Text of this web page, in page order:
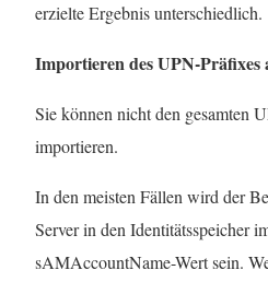
erzielte Ergebnis unterschiedlich.
Importieren des UPN-Präfixes
Sie können nicht den gesamten
importieren.
In den meisten Fällen wird der
Server in den Identitätsspeicher
sAMAccountName-Wert sein.